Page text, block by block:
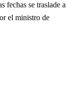
fechas se traslade a
el ministro de